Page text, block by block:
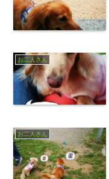
お二人さん
お二人さん